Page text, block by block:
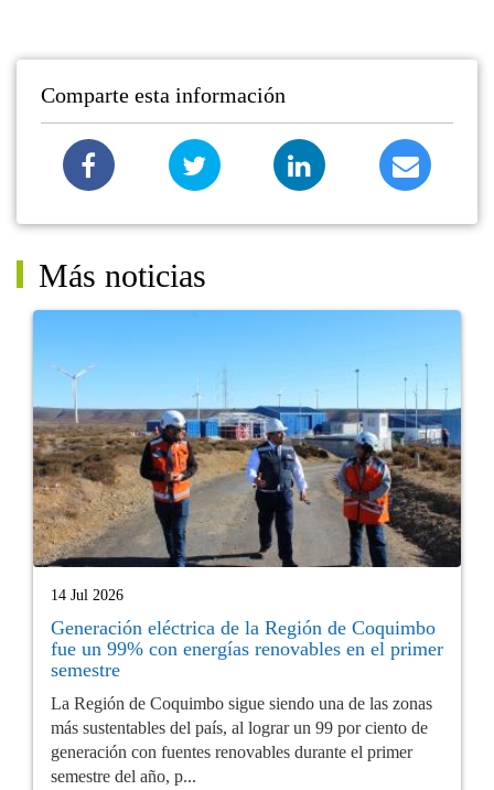
Comparte esta información
Más noticias
14 Jul 2026
Generación eléctrica de la Región de Coquimbo
fue un 99% con energías renovables en el primer
semestre
La Región de Coquimbo sigue siendo una de las zonas
más sustentables del país, al lograr un 99 por ciento de
generación con fuentes renovables durante el primer
semestre del año, p...